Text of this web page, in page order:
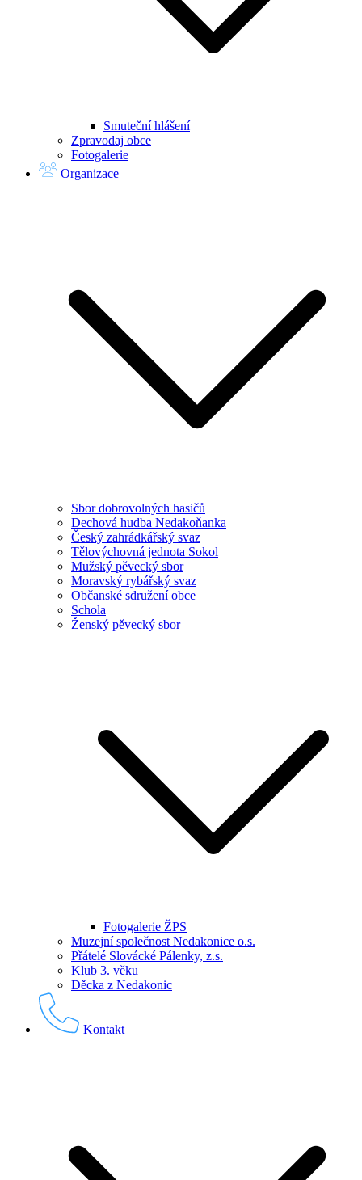
Smuteční hlášení
Zpravodaj obce
Fotogalerie
Organizace
Sbor dobrovolných hasičů
Dechová hudba Nedakoňanka
Český zahrádkářský svaz
Tělovýchovná jednota Sokol
Mužský pěvecký sbor
Moravský rybářský svaz
Občanské sdružení obce
Schola
Ženský pěvecký sbor
Fotogalerie ŽPS
Muzejní společnost Nedakonice o.s.
Přátelé Slovácké Pálenky, z.s.
Klub 3. věku
Děcka z Nedakonic
Kontakt